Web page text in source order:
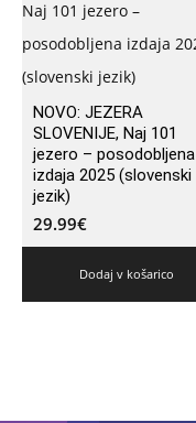
NOVO: JEZERA
SLOVENIJE, Naj 101
jezero – posodobljena
izdaja 2025 (slovenski
jezik)
29.99€
Dodaj v košarico